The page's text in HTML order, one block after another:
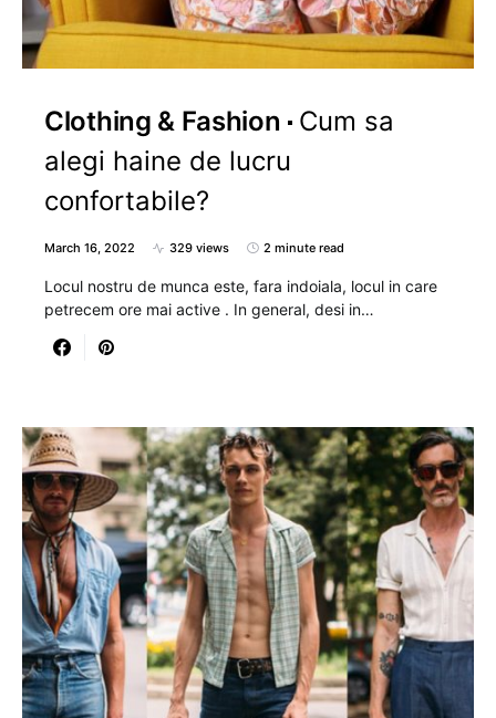
Clothing & Fashion
Cum sa
alegi haine de lucru
confortabile?
March 16, 2022 329 views 2 minute read
Locul nostru de munca este, fara indoiala, locul in care
petrecem ore mai active . In general, desi in…